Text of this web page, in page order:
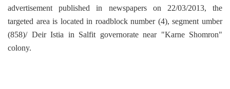
advertisement published in newspapers on 22/03/2013, the
targeted area is located in roadblock number (4), segment umber
(858)/ Deir Istia in Salfit governorate near "Karne Shomron"
colony.